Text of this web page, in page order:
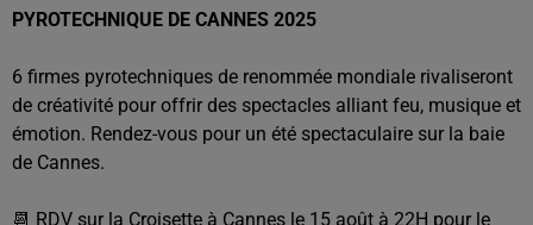
PYROTECHNIQUE DE CANNES 2025
6 firmes pyrotechniques de renommée mondiale rivaliseront
de créativité pour offrir des spectacles alliant feu, musique et
émotion. Rendez-vous pour un été spectaculaire sur la baie
de Cannes.
📆 RDV sur la Croisette à Cannes le 15 août à 22H pour le